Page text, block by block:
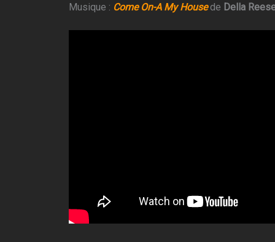
Musique : Come On-A My Housede Della